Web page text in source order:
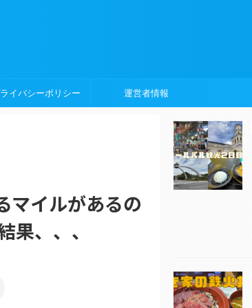
イバシーポリシー 運営者情報
マイルがあるの
果、、、